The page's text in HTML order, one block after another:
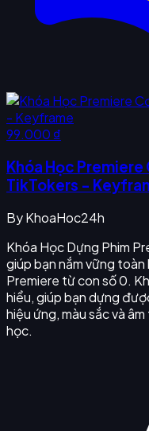
99.000 ₫
Khóa Học Premiere
TikTokers -
ByKhoaHoc24h
Khóa Học Dựng Phim
giúp bạn nắm vững
Premiere từ con số 0.
hiểu, giúp bạn dựng
hiệu ứng, màu sắc và
học.